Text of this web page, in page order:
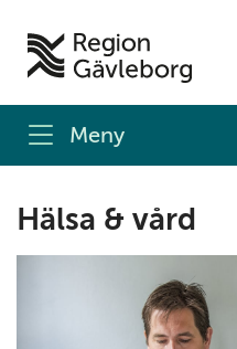
Meny
Hälsa & vård